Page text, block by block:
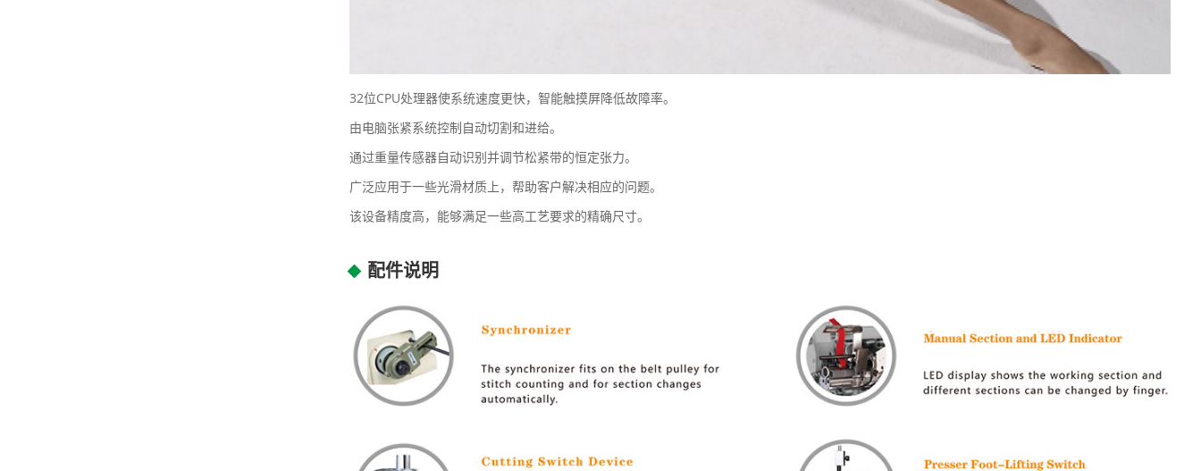
32位CPU处理器使系统速度更快，智能触摸屏降低故障率。
由电脑张紧系统控制自动切割和进给。
通过重量传感器自动识别并调节松紧带的恒定张力。
广泛应用于一些光滑材质上，帮助客户解决相应的问题。
该设备精度高，能够满足一些高工艺要求的精确尺寸。
配件说明